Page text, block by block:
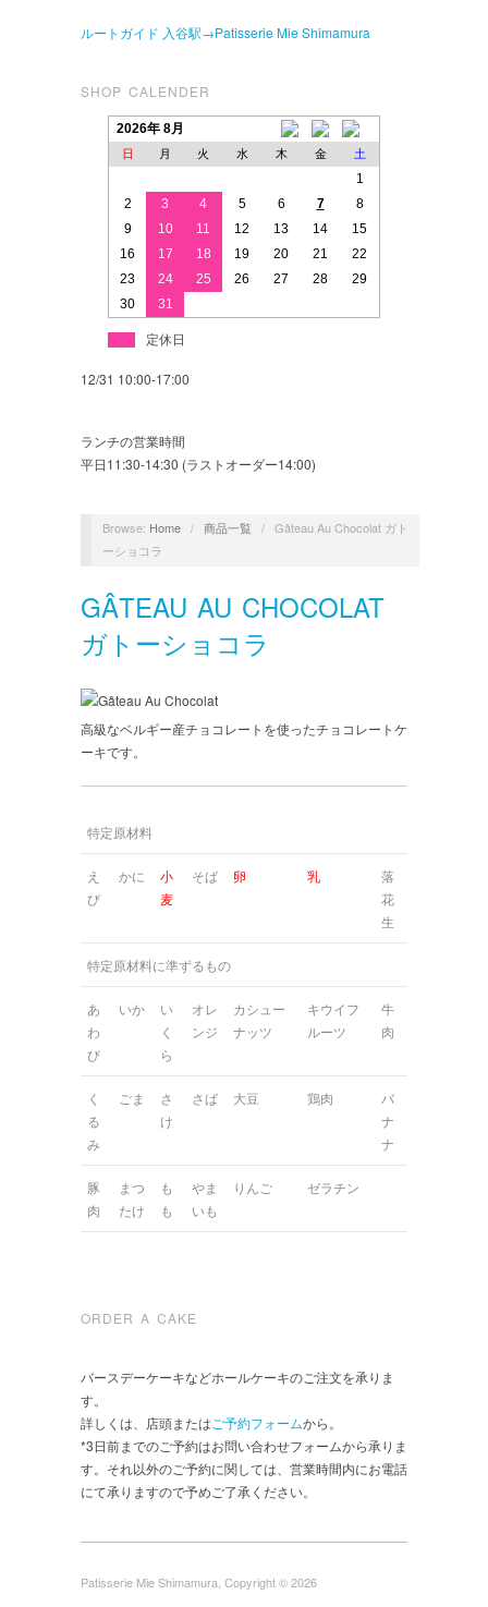
ルートガイド 入谷駅→Patisserie Mie Shimamura
SHOP CALENDER
2026年 8月
日 月 火 水 木 金 土
1
2
3 4 5 6 7
8
9
10 11 12 13 14
15
16
17 18 19 20 21
22
23
24 25 26 27 28
29
30
31
定休日
12/31 10:00-17:00
ランチの営業時間
平日11:30-14:30 (ラストオーダー14:00)
Browse: Home / 商品一覧 / Gâteau Au Chocolat ガト
ーショコラ
GÂTEAU AU CHOCOLAT
ガトーショコラ
高級なベルギー産チョコレートを使ったチョコレートケ
ーキです。
特定原材料
え
び
かに
小
麦
そば 卵 乳
落
花
生
特定原材料に準ずるもの
あ
わ
び
いか
い
く
ら
オレ
ンジ
カシュー
ナッツ
キウイフ
ルーツ
牛
肉
く
る
み
ごま
さ
け
さば 大豆 鶏肉
バ
ナ
ナ
豚
肉
まつ
たけ
も
も
やま
いも
りんご ゼラチン
ORDER A CAKE
バースデーケーキなどホールケーキのご注文を承りま
す。
詳しくは、店頭またはご予約フォームから。
*3日前までのご予約はお問い合わせフォームから承りま
す。それ以外のご予約に関しては、営業時間内にお電話
にて承りますので予めご了承ください。
Patisserie Mie Shimamura, Copyright © 2026